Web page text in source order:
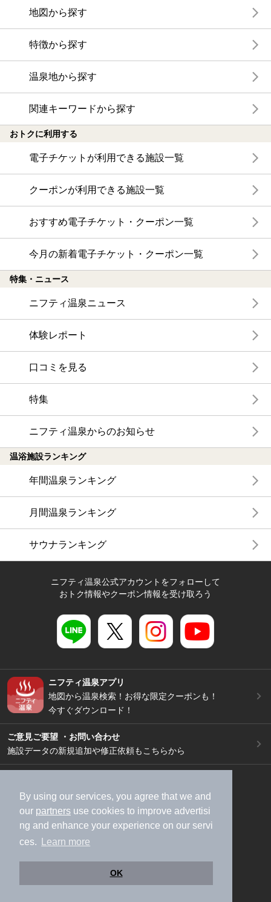
By using our services, you agree that we and
our partners use cookies to improve advertisi
ng and enhance your experience on our servi
ces.
Learn more
OK
地図から探す
特徴から探す
温泉地から探す
関連キーワードから探す
おトクに利用する
電子チケットが利用できる施設一覧
クーポンが利用できる施設一覧
おすすめ電子チケット・クーポン一覧
今月の新着電子チケット・クーポン一覧
特集・ニュース
ニフティ温泉ニュース
体験レポート
口コミを見る
特集
ニフティ温泉からのお知らせ
温浴施設ランキング
年間温泉ランキング
月間温泉ランキング
サウナランキング
ニフティ温泉公式アカウントをフォローして
おトク情報やクーポン情報を受け取ろう
ニフティ温泉アプリ
地図から温泉検索！お得な限定クーポンも！
今すぐダウンロード！
ご意見ご要望 ・お問い合わせ
施設データの新規追加や修正依頼もこちらから
加盟店募集（資料請求）
広告出稿のご案内
利用規約
ライフスタイルMEMBERS+規約
特定商取引法に基づく表記
ヘルプ
採用情報
運営会社